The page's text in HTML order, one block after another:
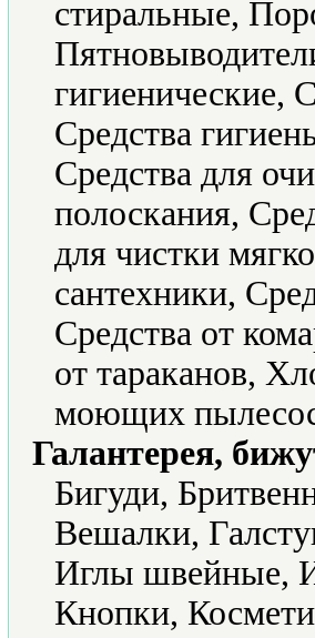
стиральные,
гигиенические,
Средства
Средства для
полоскания,
для чистки
сантехники,
Средства от
от тараканов,
моющих
Галантерея,
Бигуди,
Вешалки,
Иглы швейные,
Кнопки,